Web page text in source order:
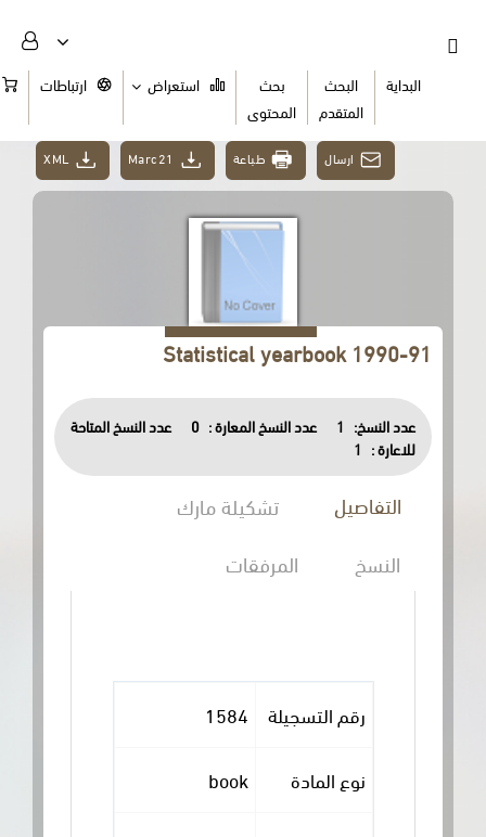
البحث
بحث
المحتوى
استعراض ارتباطات السلة
ارسال طباعة Marc21
Statistical yearbook 1990-91
عدد النسخ: 1 عدد النسخ المعارة : 0
عدد النسخ المتاحة
للاعارة :
1
التفاصيل
تشكيلة مارك
المرفقات
رقم التسجيلة 1584
نوع المادة book